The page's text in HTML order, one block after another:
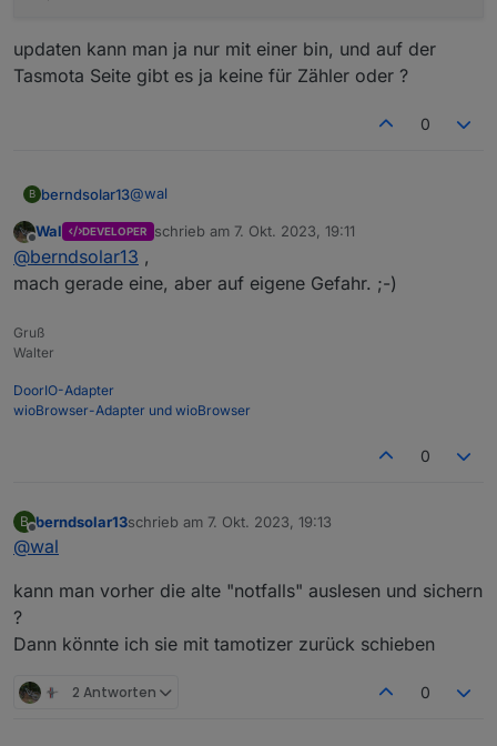
updaten kann man ja nur mit einer bin, und auf der
Tasmota Seite gibt es ja keine für Zähler oder ?
0
B berndsolar13@wal
ja
Program Version	11.1.0(tasmota)
Offline
Wal DEVELOPER schrieb am 7. Okt. 2023, 19:11
zuletzt editiert von
@berndsolar13 ,
mach gerade eine, aber auf eigene Gefahr. ;-)
Gruß
Walter
DoorIO-Adapter
wioBrowser-Adapter und wioBrowser
0
B
Offline
berndsolar13schrieb am 7. Okt. 2023, 19:13
zuletzt editiert von
@wal
kann man vorher die alte "notfalls" auslesen und sichern
?
Dann könnte ich sie mit tamotizer zurück schieben
2 Antworten 0